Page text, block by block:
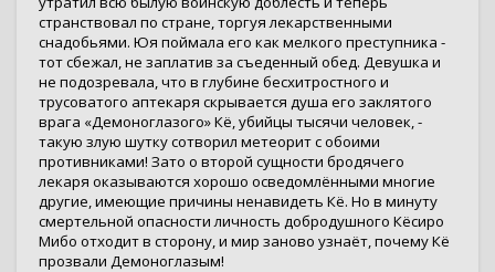
странствовал по стране, торгуя лекарственными
снадобьями. Юя поймала его как мелкого преступника -
тот сбежал, не заплатив за съеденный обед. Девушка и
не подозревала, что в глубине бесхитростного и
трусоватого аптекаря скрывается душа его заклятого
врага «Демоноглазого» Кё, убийцы тысячи человек, -
такую злую шутку сотворил метеорит с обоими
противниками! Зато о второй сущности бродячего
лекаря оказываются хорошо осведомлёнными многие
другие, имеющие причины ненавидеть Кё. Но в минуту
смертельной опасности личность добродушного Кёсиро
Мибо отходит в сторону, и мир заново узнаёт, почему Кё
прозвали Демоноглазым!